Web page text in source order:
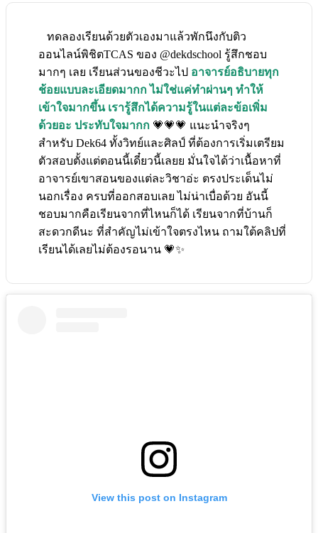
ทดลองเรียนด้วยตัวเองมาแล้วพักนึงกับติว
ออนไลน์พิชิตTCAS ของ @dekdschool รู้สึกชอบ
มากๆ เลย เรียนส่วนของชีวะไป อาจารย์อธิบายทุก
ช้อยแบบละเอียดมากก ไม่ใช่แค่ทำผ่านๆ ทำให้
เข้าใจมากขึ้น เรารู้สึกได้ความรู้ในแต่ละข้อเพิ่ม
ด้วยอะ ประทับใจมากก 💗💗💗 แนะนำจริงๆ
สำหรับ Dek64 ทั้งวิทย์และศิลป์ ที่ต้องการเริ่มเตรียม
ตัวสอบตั้งแต่ตอนนี้เดี๋ยวนี้เลยย มั่นใจได้ว่าเนื้อหาที่
อาจารย์เขาสอนของแต่ละวิชาอ่ะ ตรงประเด็นไม่
นอกเรื่อง ครบที่ออกสอบเลย ไม่น่าเบื่อด้วย อันนี้
ชอบมากคือเรียนจากที่ไหนก็ได้ เรียนจากที่บ้านก็
สะดวกดีนะ ที่สำคัญไม่เข้าใจตรงไหน ถามใต้คลิปที่
เรียนได้เลยไม่ต้องรอนาน 💗✨
View this post on Instagram